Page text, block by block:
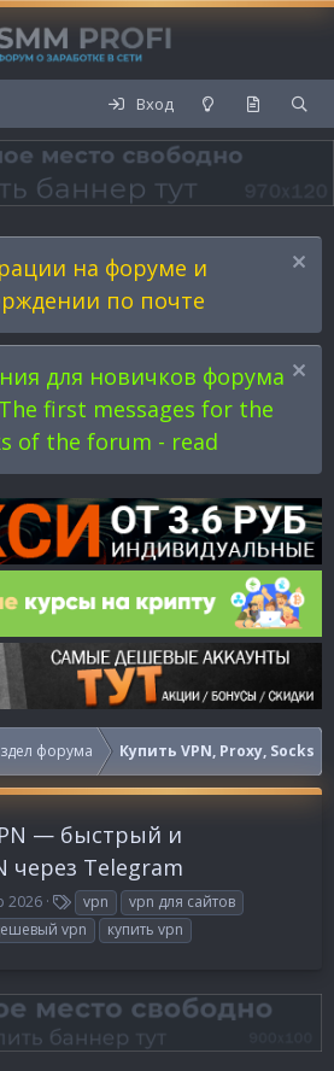
Вход
на форуме и
по почте
для новичков форума
first messages for the
of the forum - read
форума Купить VPN, Proxy, Socks
— быстрый и
через Telegram
2026
Т
е
г
vpn
vpn для сайтов
vpn купить vpn